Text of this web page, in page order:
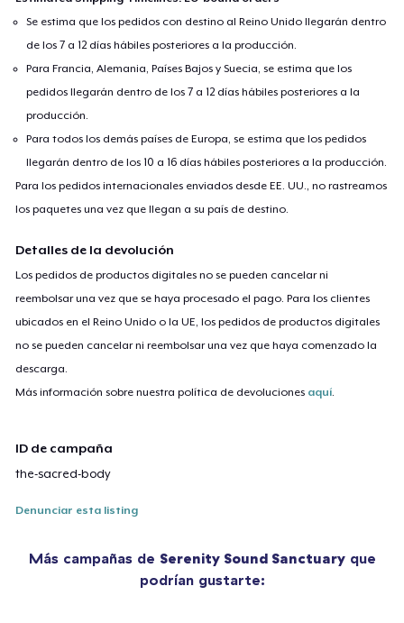
Not here to shrink, not made to hide —
I walk this world in full, wide stride.
Se estima que los pedidos con destino al Reino Unido llegarán dentro
de los 7 a 12 días hábiles posteriores a la producción.
Para Francia, Alemania, Países Bajos y Suecia, se estima que los
pedidos llegarán dentro de los 7 a 12 días hábiles posteriores a la
producción.
Para todos los demás países de Europa, se estima que los pedidos
llegarán dentro de los 10 a 16 días hábiles posteriores a la producción.
Para los pedidos internacionales enviados desde EE. UU., no rastreamos
los paquetes una vez que llegan a su país de destino.
Detalles de la devolución
Los pedidos de productos digitales no se pueden cancelar ni
reembolsar una vez que se haya procesado el pago. Para los clientes
ubicados en el Reino Unido o la UE, los pedidos de productos digitales
no se pueden cancelar ni reembolsar una vez que haya comenzado la
descarga.
Más información sobre nuestra política de devoluciones aquí
ID de campaña
the-sacred-body
Denunciar esta listing
Más campañas de Serenity Sound Sanctuaryque
podrían gustarte: